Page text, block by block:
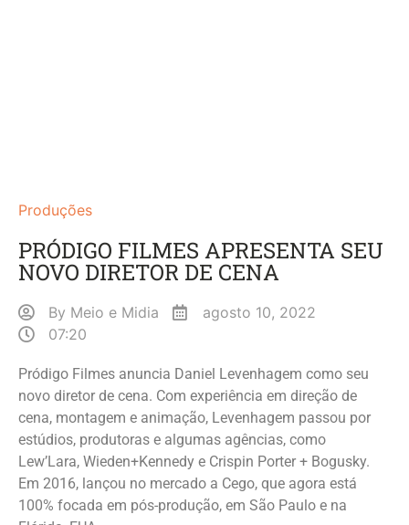
Produções
PRÓDIGO FILMES APRESENTA SEU
NOVO DIRETOR DE CENA
By Meio e Midia
agosto 10, 2022
07:20
Pródigo Filmes anuncia Daniel Levenhagem como seu
novo diretor de cena. Com experiência em direção de
cena, montagem e animação, Levenhagem passou por
estúdios, produtoras e algumas agências, como
Lew’Lara, Wieden+Kennedy e Crispin Porter + Bogusky.
Em 2016, lançou no mercado a Cego, que agora está
100% focada em pós-produção, em São Paulo e na